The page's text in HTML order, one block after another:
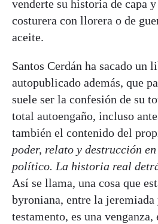
venderte su historia de capa y
costurera con llorera o de
aceite.
Santos Cerdán ha sacado un
autopublicado además, que
suele ser la confesión de su
total autoengaño, incluso
también el contenido del
poder, relato y destrucción
político. La historia real
Así se llama, una cosa que
byroniana, entre la
testamento, es una venganza,